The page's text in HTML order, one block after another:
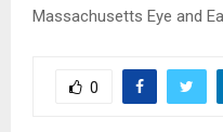
Massachusetts Eye and
0